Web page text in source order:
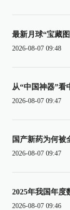
最新月球“宝藏
2026-08-07 09:48
从“中国神器”看
2026-08-07 09:47
国产新药为何被
2026-08-07 09:47
2025年我国年度
2026-08-07 09:46